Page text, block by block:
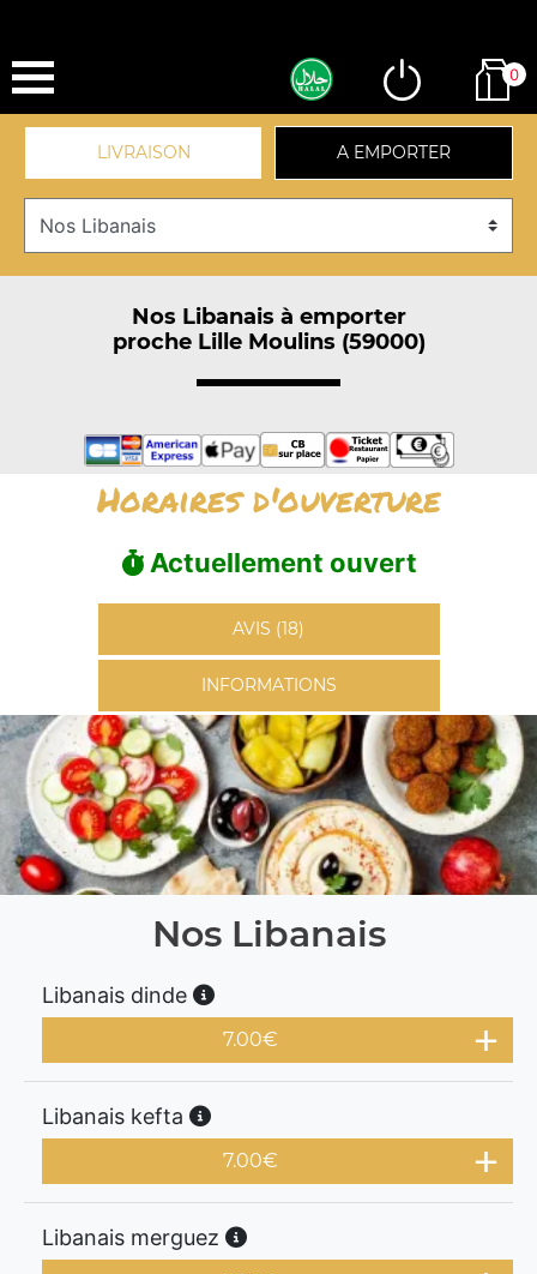
0
LIVRAISON A EMPORTER
Nos Libanais à emporter
proche Lille Moulins (59000)
Horaires d'ouverture
Actuellement ouvert
AVIS (18)
INFORMATIONS
Nos Libanais
Libanais dinde
7.00€
Libanais kefta
7.00€
Libanais merguez